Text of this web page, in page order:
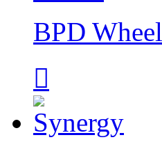
BPD Wheel
